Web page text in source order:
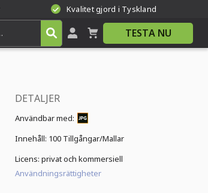
Kvalitet gjord i Tyskland
TESTA NU
DETALJER
Användbar med:
Innehåll: 100 Tillgångar/Mallar
Licens: privat och kommersiell
Användningsrättigheter